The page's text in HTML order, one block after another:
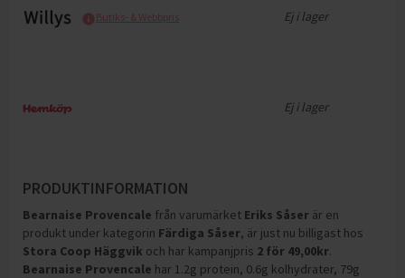
Butiks- & Webbpris Ej i lager
Ej i lager
PRODUKTINFORMATION
Bearnaise Provencale från varumärket Eriks Såser är en
produkt under kategorin Färdiga Såser, är just nu billigast hos
Stora Coop Häggvik och har kampanjpris 2 för 49,00kr.
Bearnaise Provencale har 1.2g protein, 0.6g kolhydrater, 79g